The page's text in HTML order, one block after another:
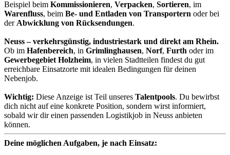
Beispiel beim Kommissionieren, Verpacken, Sortieren, im
Warenfluss, beim Be- und Entladen von Transportern oder bei
der Abwicklung von Rücksendungen.
Neuss – verkehrsgünstig, industriestark und direkt am Rhein.
Ob im Hafenbereich, in Grimlinghausen, Norf, Furth oder im
Gewerbegebiet Holzheim, in vielen Stadtteilen findest du gut
erreichbare Einsatzorte mit idealen Bedingungen für deinen
Nebenjob.
Wichtig: Diese Anzeige ist Teil unseres Talentpools. Du bewirbst
dich nicht auf eine konkrete Position, sondern wirst informiert,
sobald wir dir einen passenden Logistikjob in Neuss anbieten
können.
Deine möglichen Aufgaben, je nach Einsatz: